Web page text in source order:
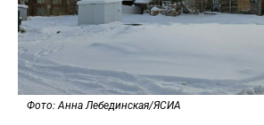
Фото: Анна Лебединская/ЯСИА